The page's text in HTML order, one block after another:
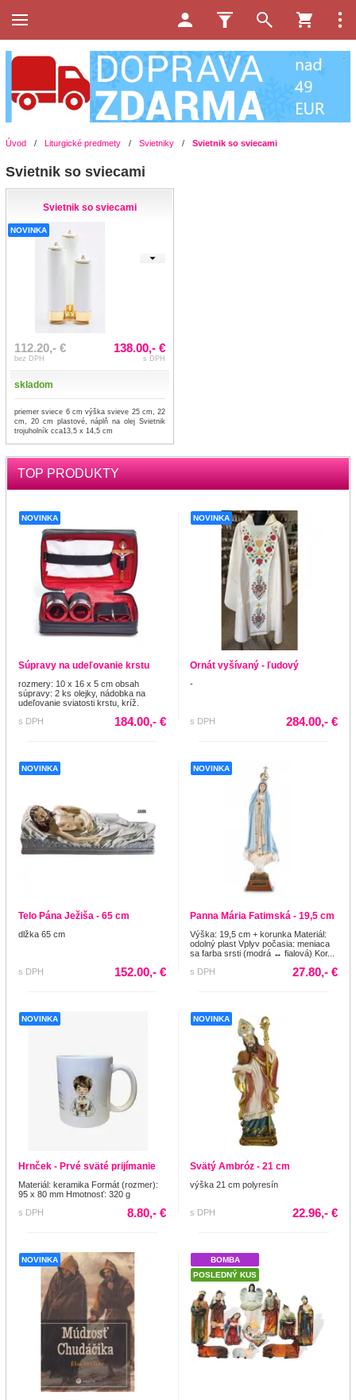
Úvod / Liturgické predmety / Svietniky / Svietnik so sviecami
Svietnik so sviecami
Svietnik so sviecami
NOVINKA
112.20,- €
bez DPH
138.00,- €
s DPH
skladom
priemer sviece 6 cm výška svieve 25 cm, 22
cm, 20 cm plastové, náplň na olej Svietnik
trojuholník cca13,5 x 14,5 cm
TOP PRODUKTY
NOVINKA
Súpravy na udeľovanie krstu
rozmery: 10 x 16 x 5 cm obsah
súpravy: 2 ks olejky, nádobka na
udeľovanie sviatosti krstu, kríž.
s DPH
184.00,- €
NOVINKA
Ornát vyšívaný - ľudový
-
s DPH 284.00,- €
NOVINKA
Telo Pána Ježiša - 65 cm
dlžka 65 cm
s DPH 152.00,- €
NOVINKA
Panna Mária Fatimská - 19,5 cm
Výška: 19,5 cm + korunka Materiál:
odolný plast Vplyv počasia: meniaca
sa farba srsti (modrá ↔ fialová) Kor...
s DPH
27.80,- €
NOVINKA
Hrnček - Prvé sväté prijímanie
Materiál: keramika Formát (rozmer):
95 x 80 mm Hmotnosť: 320 g
s DPH
8.80,- €
NOVINKA
Svätý Ambróz - 21 cm
výška 21 cm polyresín
s DPH 22.96,- €
NOVINKA
BOMBA
POSLEDNÝ KUS